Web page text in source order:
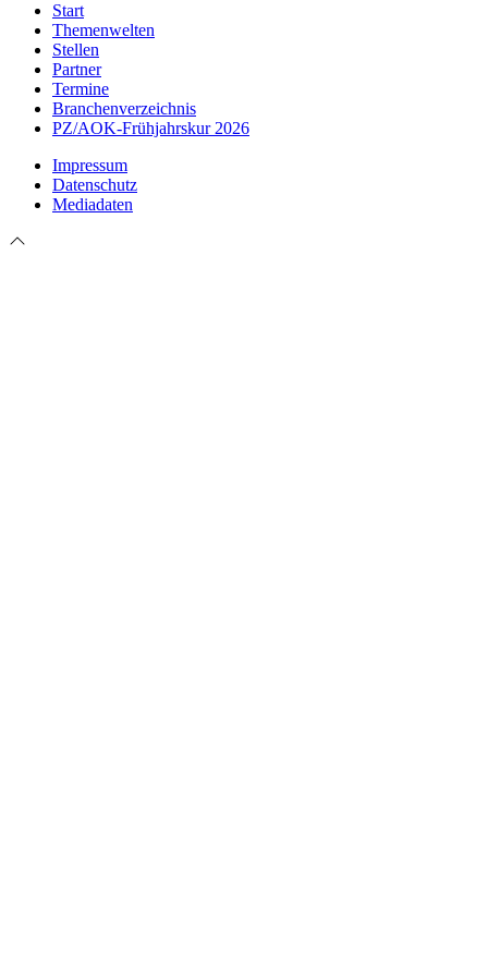
Start
Themenwelten
Stellen
Partner
Termine
Branchenverzeichnis
PZ/AOK-Frühjahrskur 2026
Impressum
Datenschutz
Mediadaten